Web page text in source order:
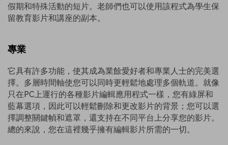
假期和特殊活動的短片。老師們也可以使用該程式為學生保
留教育影片和講座的副本。
專業
它具有許多功能，使其成為業餘愛好者和專業人士的完美選
擇。多層時間軸使您可以同時更輕鬆地處理多個軌道。就像
只在PC上運行的各種影片編輯應用程式一樣，您有綠屏和
藍幕選項，因此可以輕鬆刪除和更改影片的背景；您可以選
擇調整關鍵幀和遮罩，還支持在不同平台上分享您的影片。
總的來說，您在這裡幾乎擁有編輯影片所需的一切。